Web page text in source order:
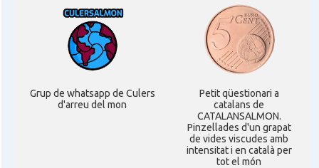
Casal Catalans UK
Casal Centre Català d'Escòcia
Delegació
Delegació del Govern al Regne Unit i
Irlanda
Consolat general a Edinburgh
Grup de whatsapp de Culers
d'arreu del mon
Petit qüestionari a
catalans de
CATALANSALMON.
Pinzellades d'un grapat
de vides viscudes amb
intensitat i en català per
tot el món